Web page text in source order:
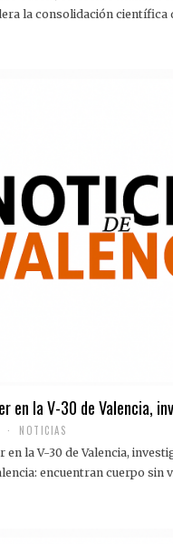
G la consolidación científica
en la V-30 de Valencia,
NOTICIAS
en la V-30 de Valencia,
encuentran cuerpo sin